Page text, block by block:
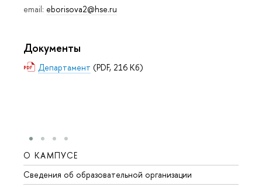
email: eborisova2@hse.ru
Документы
Департамент (PDF, 216 Кб)
О КАМПУСЕ
Сведения об образовательной организации